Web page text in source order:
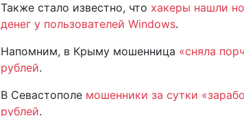
Также стало известно, что хакеры нашли
денег у пользователей Windows.
Напомним, в Крыму мошенница «сняла
рублей.
В Севастополе мошенники за сутки
рублей.